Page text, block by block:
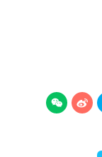
 